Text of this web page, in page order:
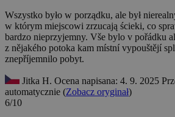
Wszystko było w porządku, ale był
w którym miejscowi zrzucają ścieki, co
bardzo nieprzyjemny. Vše bylo v pořádku
z nějakého potoka kam místní vypouštějí
znepříjemnilo pobyt.
Jitka H. Ocena napisana: 4. 9. 2025
automatycznie (Zobacz oryginał)
6/10